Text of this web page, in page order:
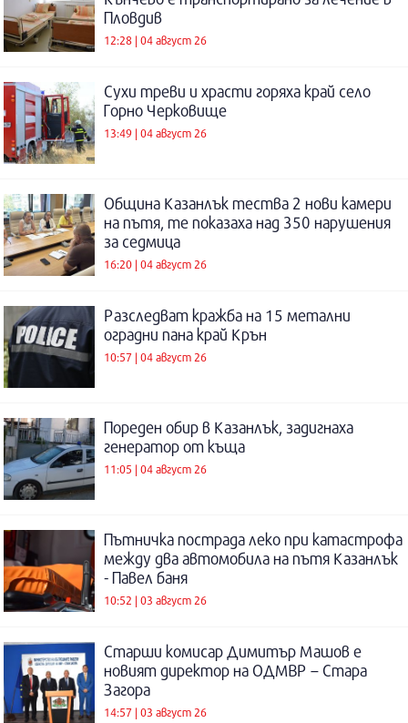
Пловдив
12:28 | 04 август 26
Сухи треви и храсти горяха край село
Горно Черковище
13:49 | 04 август 26
Община Казанлък тества 2 нови камери
на пътя, те показаха над 350 нарушения
за седмица
16:20 | 04 август 26
Разследват кражба на 15 метални
оградни пана край Крън
10:57 | 04 август 26
Пореден обир в Казанлък, задигнаха
генератор от къща
11:05 | 04 август 26
Пътничка пострада леко при катастрофа
между два автомобила на пътя Казанлък
- Павел баня
10:52 | 03 август 26
Старши комисар Димитър Машов е
новият директор на ОДМВР – Стара
Загора
14:57 | 03 август 26